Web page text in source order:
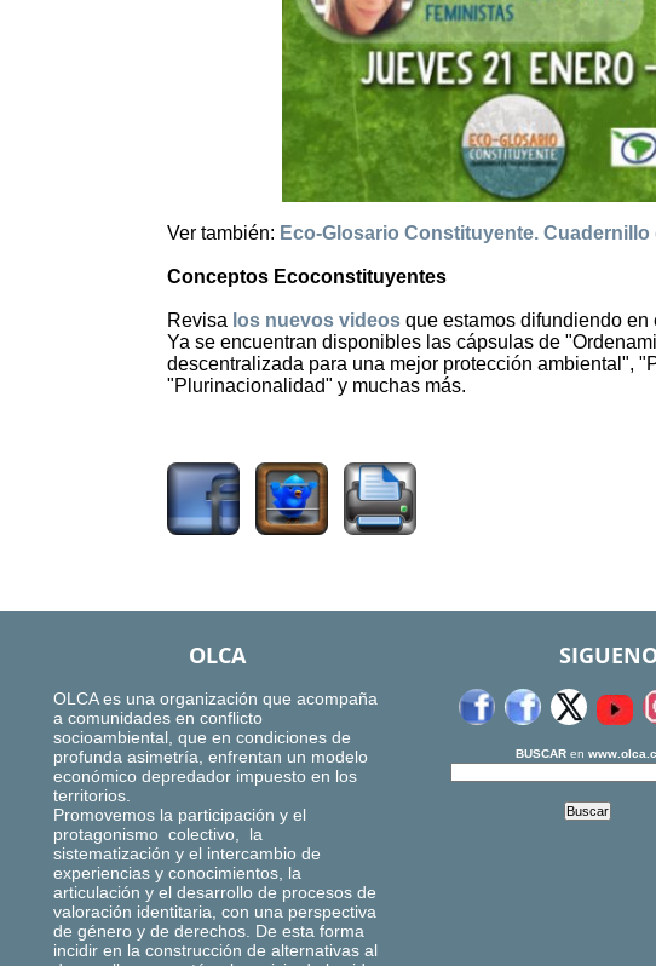
Ver también: Eco-Glosario Constituyente. Cuadernillo
Conceptos Ecoconstituyentes
Revisa los nuevos videos que estamos difundiendo
Ya se encuentran disponibles las cápsulas de
descentralizada para una mejor protección ambiental",
"Plurinacionalidad" y muchas más.
OLCA
OLCA es una organización que acompaña
a comunidades en conflicto
socioambiental, que en condiciones de
profunda asimetría, enfrentan un modelo
económico depredador impuesto en los
territorios.
Promovemos la participación y el
protagonismo colectivo, la
sistematización y el intercambio de
experiencias y conocimientos, la
articulación y el desarrollo de procesos de
valoración identitaria, con una perspectiva
de género y de derechos. De esta forma
incidir en la construcción de alternativas al
BUSCARen www.olca.cl